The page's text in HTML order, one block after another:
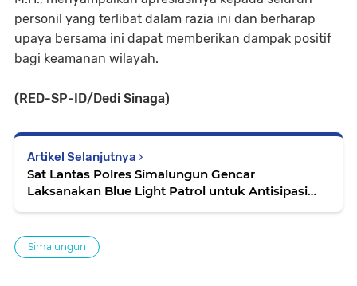
personil yang terlibat dalam razia ini dan berharap
upaya bersama ini dapat memberikan dampak positif
bagi keamanan wilayah.
(RED-SP-ID/Dedi Sinaga)
Artikel Selanjutnya
Sat Lantas Polres Simalungun Gencar
Laksanakan Blue Light Patrol untuk Antisipasi
Simalungun